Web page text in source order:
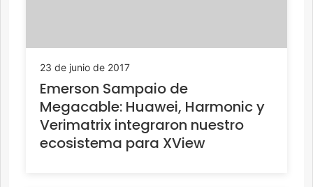
23 de junio de 2017
Emerson Sampaio de
Megacable: Huawei, Harmonic y
Verimatrix integraron nuestro
ecosistema para XView